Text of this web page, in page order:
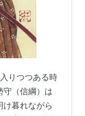
りつつある時
守（信綱）は
け暮れながら